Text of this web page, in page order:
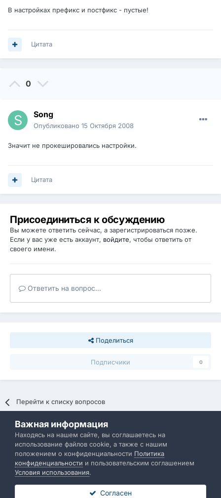
В настройках префикс и постфикс - пустые!
Цитата
0
Song
Опубликовано 15 Октября 2008
Значит не прокешировались настройки.
Цитата
Присоединиться к обсуждению
Вы можете ответить сейчас, а зарегистрироваться позже.
Если у вас уже есть аккаунт, войдите, чтобы ответить от
своего имени.
Ответить на вопрос...
Поделиться
Подписчики 0
Перейти к списку вопросов
Политика конфиденциальности Обратная связь
IBResource
Powered by Invision Community
Важная информация
Находясь на нашем сайте, вы соглашаетесь на
использование файлов cookie, а также с нашим
положением о конфиденциальности Политика
конфиденциальности и пользовательским соглашением
Условия использования.
Согласен